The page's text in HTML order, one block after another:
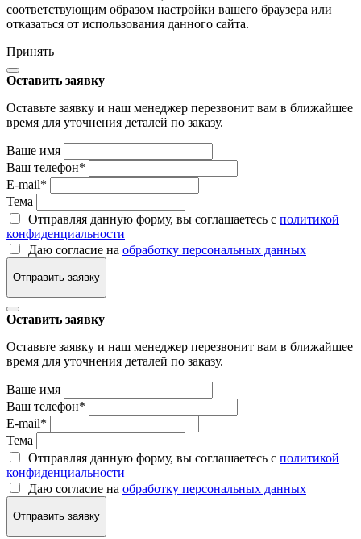
соответствующим образом настройки вашего браузера или
отказаться от использования данного сайта.
Принять
Оставить заявку
Оставьте заявку и наш менеджер перезвонит вам в ближайшее
время для уточнения деталей по заказу.
Ваше имя
Ваш телефон*
E-mail*
Тема
Отправляя данную форму, вы соглашаетесь с политикой
конфиденциальности
Даю согласие на обработку персональных данных
Отправить заявку
Оставить заявку
Оставьте заявку и наш менеджер перезвонит вам в ближайшее
время для уточнения деталей по заказу.
Ваше имя
Ваш телефон*
E-mail*
Тема
Отправляя данную форму, вы соглашаетесь с политикой
конфиденциальности
Даю согласие на обработку персональных данных
Отправить заявку